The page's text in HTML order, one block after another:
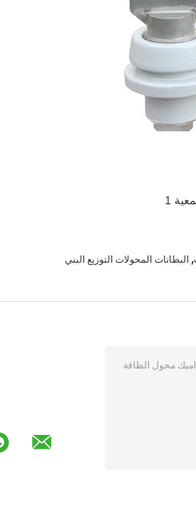
, البطانات المحولات التوزيع البني